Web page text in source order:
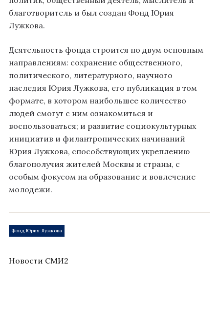
благотворитель и был создан Фонд Юрия
Лужкова.
Деятельность фонда строится по двум основным
направлениям: сохранение общественного,
политического, литературного, научного
наследия Юрия Лужкова, его публикация в том
формате, в котором наибольшее количество
людей смогут с ним ознакомиться и
воспользоваться; и развитие социокультурных
инициатив и филантропических начинаний
Юрия Лужкова, способствующих укреплению
благополучия жителей Москвы и страны, с
особым фокусом на образование и вовлечение
молодежи.
Фонд Юрия Лужкова
Новости СМИ2